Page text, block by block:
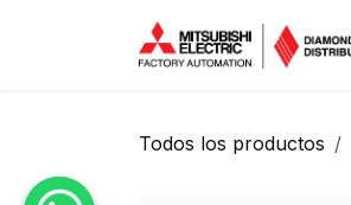
Todos los productos